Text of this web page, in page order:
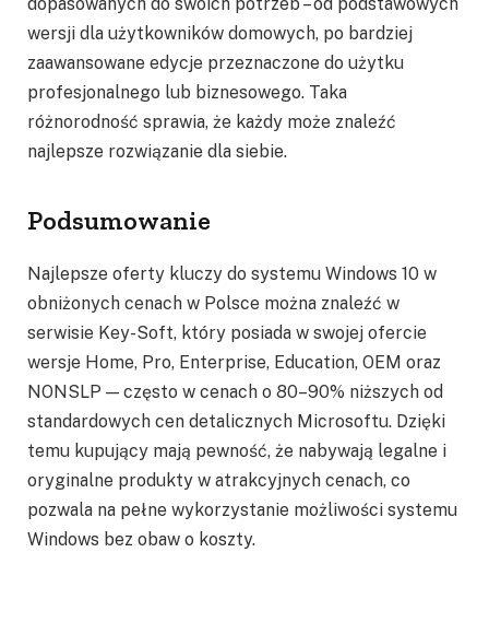
wersji dla użytkowników domowych, po bardziej
zaawansowane edycje przeznaczone do użytku
profesjonalnego lub biznesowego. Taka
różnorodność sprawia, że każdy może znaleźć
najlepsze rozwiązanie dla siebie.
Podsumowanie
Najlepsze oferty kluczy do systemu Windows 10 w
obniżonych cenach w Polsce można znaleźć w
serwisie Key-Soft, który posiada w swojej ofercie
wersje Home, Pro, Enterprise, Education, OEM oraz
NONSLP — często w cenach o 80–90% niższych od
standardowych cen detalicznych Microsoftu. Dzięki
temu kupujący mają pewność, że nabywają legalne i
oryginalne produkty w atrakcyjnych cenach, co
pozwala na pełne wykorzystanie możliwości systemu
Windows bez obaw o koszty.